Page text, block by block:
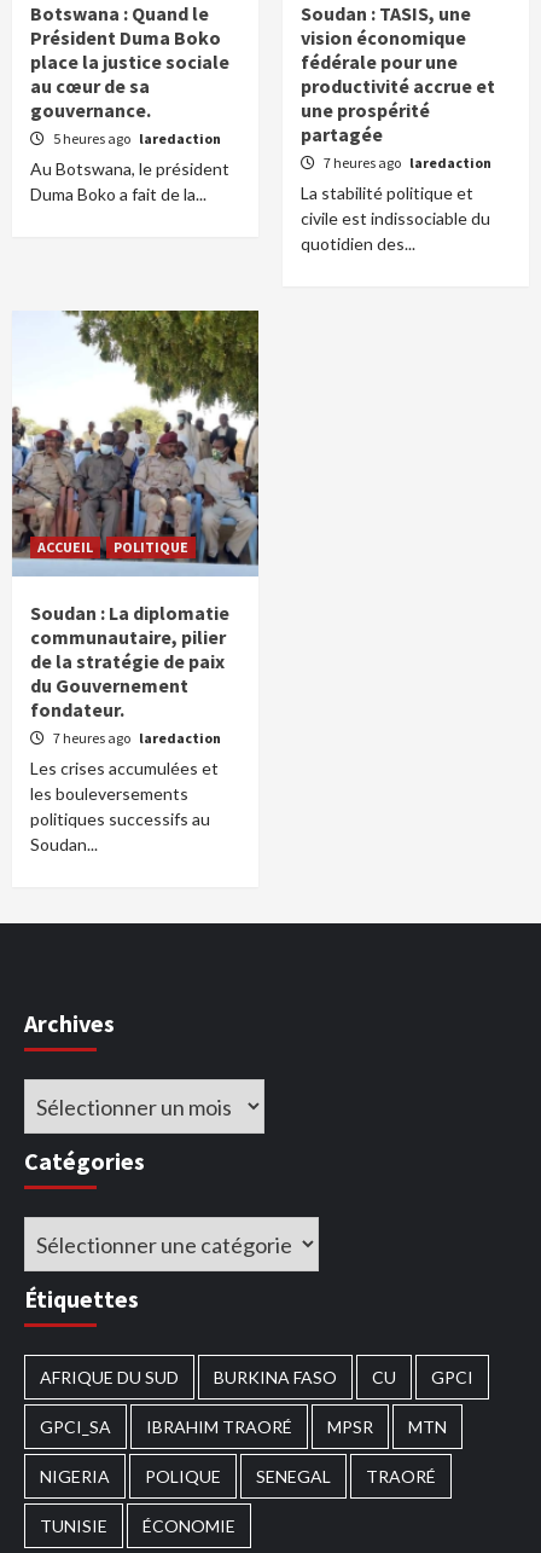
Botswana : Quand le
Président Duma Boko
place la justice sociale
au cœur de sa
gouvernance.
5 heures ago laredaction
Au Botswana, le président
Duma Boko a fait de la...
Soudan : TASIS, une
vision économique
fédérale pour une
productivité accrue et
une prospérité
partagée
7 heures ago laredaction
La stabilité politique et
civile est indissociable du
quotidien des...
ACCUEIL POLITIQUE
Soudan : La diplomatie
communautaire, pilier
de la stratégie de paix
du Gouvernement
fondateur.
7 heures ago laredaction
Les crises accumulées et
les bouleversements
politiques successifs au
Soudan...
Archives
Archives
Catégories
Catégories
Étiquettes
AFRIQUE DU SUD BURKINA FASO CU GPCI
GPCI_SA IBRAHIM TRAORÉ MPSR MTN
NIGERIA POLIQUE SENEGAL TRAORÉ
TUNISIE ÉCONOMIE